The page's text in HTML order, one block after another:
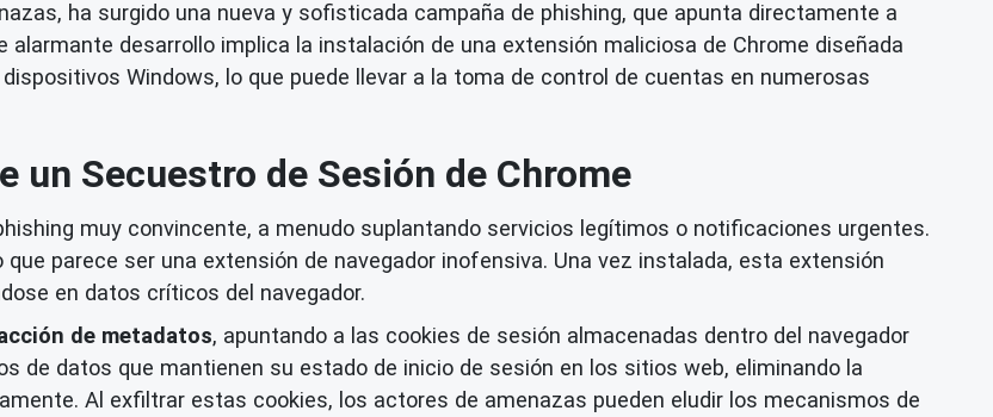
ha surgido una nueva y sofisticada campaña de phishing, que apunta directamente a
desarrollo implica la instalación de una extensión maliciosa de Chrome diseñada
Windows, lo que puede llevar a la toma de control de cuentas en numerosas
un Secuestro de Sesión de Chrome
muy convincente, a menudo suplantando servicios legítimos o notificaciones urgentes.
parece ser una extensión de navegador inofensiva. Una vez instalada, esta extensión
en datos críticos del navegador.
de metadatos, apuntando a las cookies de sesión almacenadas dentro del navegador
de datos que mantienen su estado de inicio de sesión en los sitios web, eliminando la
Al exfiltrar estas cookies, los actores de amenazas pueden eludir los mecanismos de